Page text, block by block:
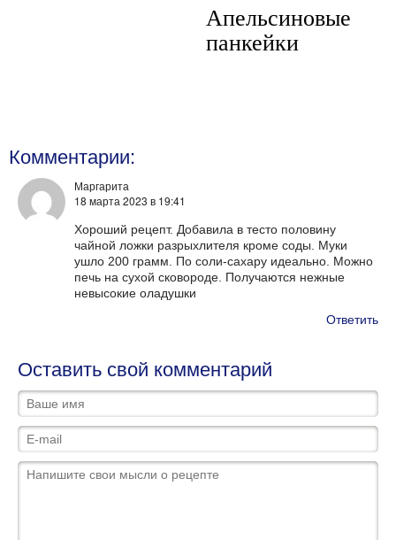
Апельсиновые
панкейки
Комментарии:
Маргарита
18 марта 2023 в 19:41
Хороший рецепт. Добавила в тесто половину
чайной ложки разрыхлителя кроме соды. Муки
ушло 200 грамм. По соли-сахару идеально. Можно
печь на сухой сковороде. Получаются нежные
невысокие оладушки
Ответить
Оставить свой комментарий